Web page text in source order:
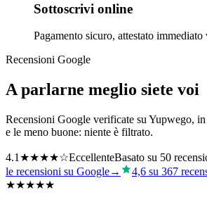
Sottoscrivi online
Pagamento sicuro, attestato
Recensioni Google
A parlarne meglio siete voi
Recensioni Google verificate su Yupwego,
e le meno buone: niente è filtrato.
4.1 ★★★★☆EccellenteBasato su 50
le recensioni su Google→
4,6 su 367
★★★★★